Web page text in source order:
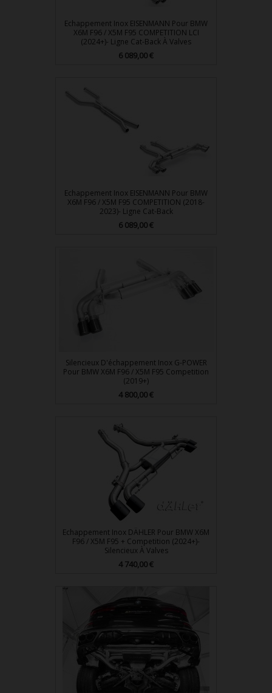
Echappement Inox EISENMANN Pour BMW
X6M F96 / X5M F95 COMPETITION LCI
(2024+)- Ligne Cat-Back À Valves
Prix
6 089,00 €
Echappement Inox EISENMANN Pour BMW
X6M F96 / X5M F95 COMPETITION (2018-
2023)- Ligne Cat-Back
Prix
6 089,00 €
Silencieux D'échappement Inox G-POWER
Pour BMW X6M F96 / X5M F95 Competition
(2019+)
Prix
4 800,00 €
Echappement Inox DÄHLER Pour BMW X6M
F96 / X5M F95 + Competition (2024+)-
Silencieux À Valves
Prix
4 740,00 €